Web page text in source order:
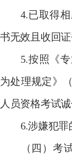
4.已取得
书无效且收回证
5.按照《
为处理规定》
人员资格考试诚
6.涉嫌犯罪
（四）考